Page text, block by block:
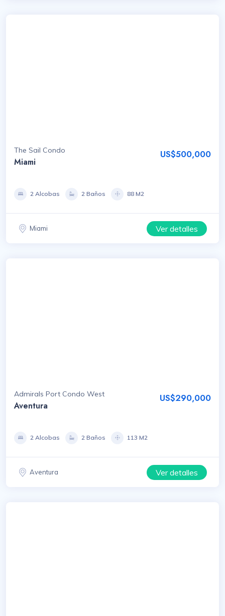
The Sail Condo
Miami
US$500,000
2 Alcobas 2 Baños 88 M2
Miami Ver detalles
Admirals Port Condo West
Aventura
US$290,000
2 Alcobas 2 Baños 113 M2
Aventura Ver detalles